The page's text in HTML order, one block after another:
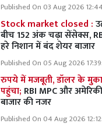
Published On 03 Aug 2026
Stock market closed :
बीच 152 अंक चढ़ा सेंसेक्स,
हरे निशान में बंद शेयर बाजार
Published On 05 Aug 2026
रुपये में मजबूती, डॉलर के
पहुंचा; RBI MPC और
बाजार की नजर
Published On 04 Aug 2026